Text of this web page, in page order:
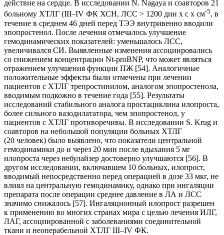
действие на сердце. В исследовании N. Nagaya и соавторов 21
больному ХТЛГ (III–IV ФК ХСН, ЛСС > 1200 дин х с х см-5, в
течение в среднем 46 дней перед ТЭЭ внутривенно вводили
эпопростенол. После лечения отмечалось улучшение
гемодинамических показателей: уменьшалось ЛСС,
увеличивался СИ. Выявленные изменения ассоциировались
со снижением концентрации Nt-proBNP, что может являться
отражением улучшения функции ПЖ [54]. Аналогичные
положительные эффекты были отмечены при лечении
пациентов с ХТЛГ трепростинилом, аналогом эпопростенола,
вводимым подкожно в течение года [55]. Результаты
исследований стабильного аналога простациклина илопроста,
более сильного вазодилататора, чем эпопростенол, у
пациентов с ХТЛГ противоречивы. В исследовании S. Krug и
соавторов на небольшой популяции больных ХТЛГ
(20 человек) было выявлено, что показатели центральной
гемодинамики до и через 20 мин после вдыхания 5 мг
илопроста через небулайзер достоверно улучшаются [56]. В
другом исследовании, включавшем 10 больных, илопрост,
вводимый непосредственно перед операцией в дозе 33 мкг, не
влиял на центральную гемодинамику, однако при ингаляции
препарата после операции среднее давление в ЛА и ЛСС
значимо снижалось [57]. Ингаляционный илопрост разрешен
к применению во многих странах мира с целью лечения ИЛГ,
ЛАГ, ассоциированной с заболеваниями соединительной
ткани и неоперабельной ХТЛГ III–IV ФК.